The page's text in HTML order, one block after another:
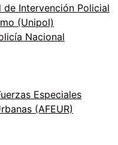
de Intervención Policial
(Unipol)
Nacional
Especiales
(AFEUR)